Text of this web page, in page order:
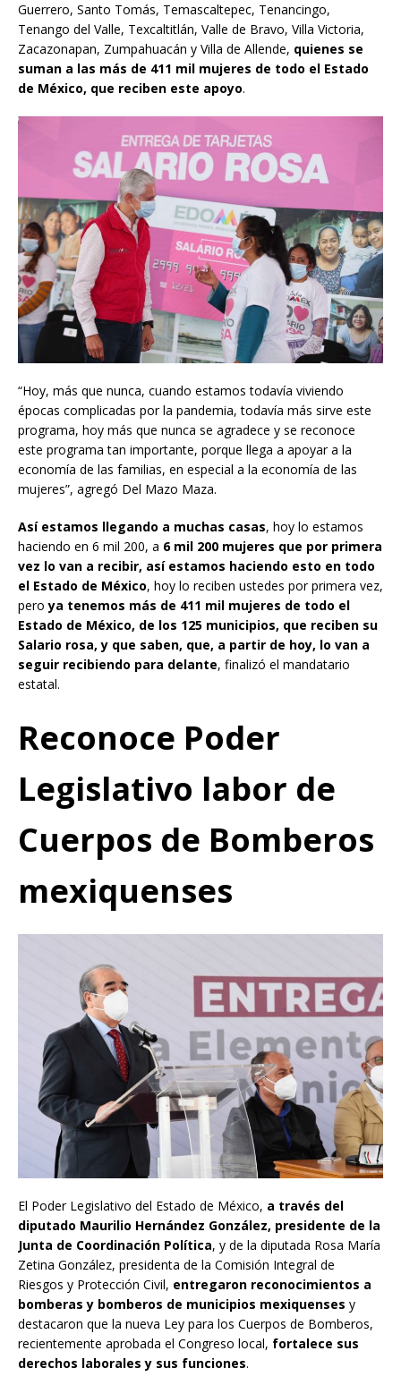
Guerrero, Santo Tomás, Temascaltepec, Tenancingo,
Tenango del Valle, Texcaltitlán, Valle de Bravo, Villa Victoria,
Zacazonapan, Zumpahuacán y Villa de Allende, quienes se
suman a las más de 411 mil mujeres de todo el Estado
de México, que reciben este apoyo.
“Hoy, más que nunca, cuando estamos todavía viviendo
épocas complicadas por la pandemia, todavía más sirve este
programa, hoy más que nunca se agradece y se reconoce
este programa tan importante, porque llega a apoyar a la
economía de las familias, en especial a la economía de las
mujeres”, agregó Del Mazo Maza.
Así estamos llegando a muchas casas, hoy lo estamos
haciendo en 6 mil 200, a 6 mil 200 mujeres que por primera
vez lo van a recibir, así estamos haciendo esto en todo
el Estado de México, hoy lo reciben ustedes por primera vez,
peroya tenemos más de 411 mil mujeres de todo el
Estado de México, de los 125 municipios, que reciben su
Salario rosa, y que saben, que, a partir de hoy, lo van a
seguir recibiendo para delante, finalizó el mandatario
estatal.
Reconoce Poder
Legislativo labor de
Cuerpos de Bomberos
mexiquenses
El Poder Legislativo del Estado de México, a través del
diputado Maurilio Hernández González, presidente de la
Junta de Coordinación Política, y de la diputada Rosa María
Zetina González, presidenta de la Comisión Integral de
Riesgos y Protección Civil, entregaron reconocimientos a
bomberas y bomberos de municipios mexiquenses y
destacaron que la nueva Ley para los Cuerpos de Bomberos,
recientemente aprobada el Congreso local, fortalece sus
derechos laborales y sus funciones.